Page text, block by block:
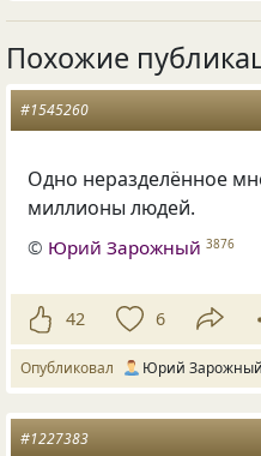
Похожие
#1545260
Одно неразделённое
миллионы людей.
© Юрий Зарожный 3876
42 6
Опубликовал Юрий Зарожный
#1227383